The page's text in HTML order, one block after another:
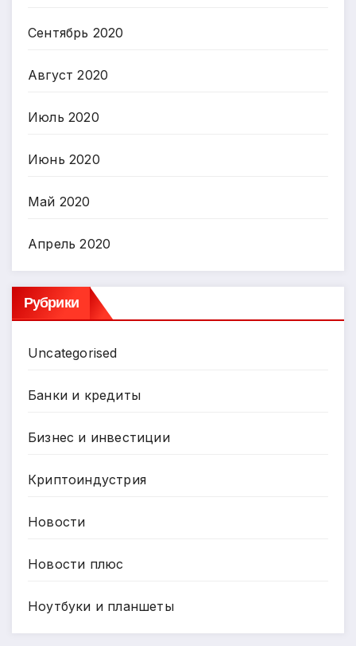
Сентябрь 2020
Август 2020
Июль 2020
Июнь 2020
Май 2020
Апрель 2020
Рубрики
Uncategorised
Банки и кредиты
Бизнес и инвестиции
Криптоиндустрия
Новости
Новости плюс
Ноутбуки и планшеты